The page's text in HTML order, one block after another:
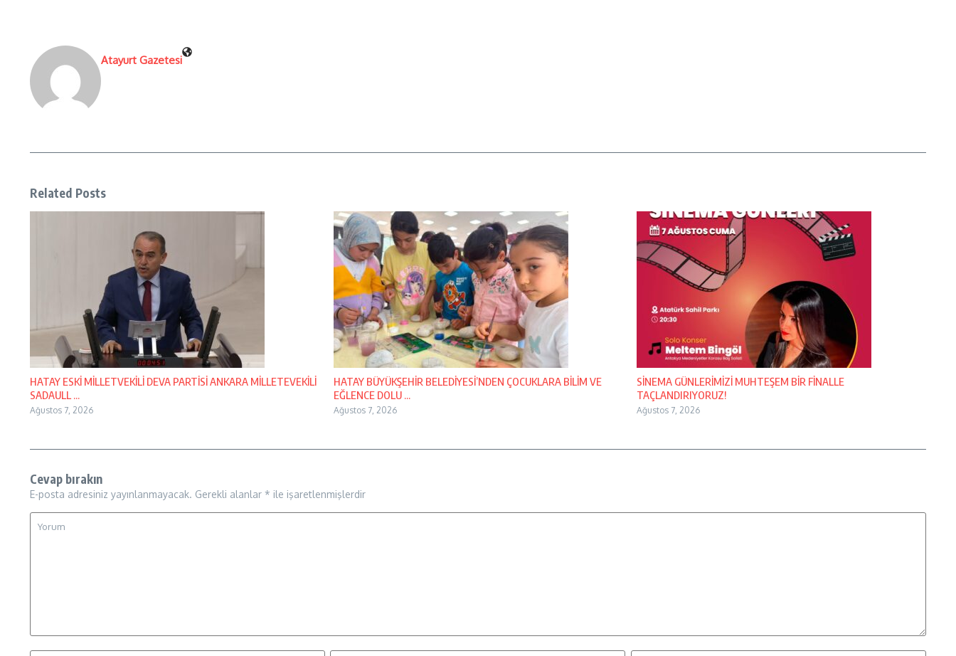
Atayurt Gazetesi
Related Posts
HATAY ESKİ MİLLETVEKİLİ DEVA PARTİSİ ANKARA MİLLETEVEKİLİ
SADAULL ...
Ağustos 7, 2026
HATAY BÜYÜKŞEHİR BELEDİYESİ’NDEN ÇOCUKLARA BİLİM VE
EĞLENCE DOLU ...
Ağustos 7, 2026
SİNEMA GÜNLERİMİZİ MUHTEŞEM BİR FİNALLE
TAÇLANDIRIYORUZ!
Ağustos 7, 2026
Cevap bırakın
E-posta adresiniz yayınlanmayacak. Gerekli alanlar * ile işaretlenmişlerdir